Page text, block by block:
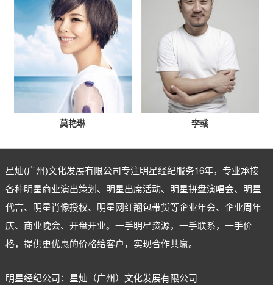
莫艳琳 李彧
星灿(广州)文化发展有限公司专注明星经纪服务16年，专业承接
各种明星商业演出策划、明星出席活动、明星拼盘演唱会、明星
代言、明星肖像授权、明星网红翻包带货等企业年会、企业周年
庆、商业晚会、开盘开业。一手明星资源，一手联系，一手价
格，提供更优惠的价格给客户，实现合作共赢。
明星经纪公司：星灿（广州）文化发展有限公司